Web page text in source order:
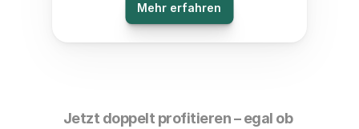
Jetzt doppelt profitieren – egal ob
Mehr erfahren